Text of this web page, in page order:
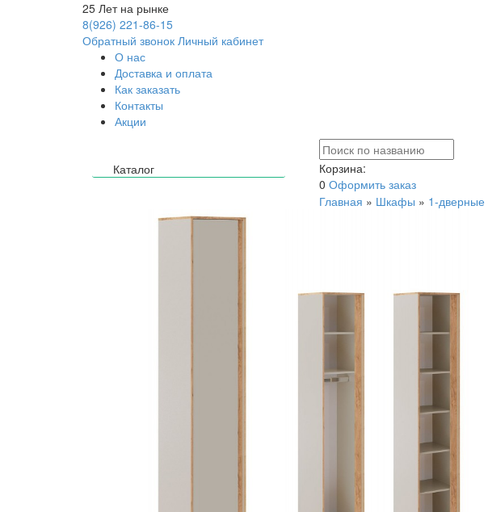
25 Лет на рынке
8(926) 221-86-15
Обратный звонок Личный кабинет
О нас
Доставка и оплата
Как заказать
Контакты
Акции
Каталог
Корзина:
0 Оформить заказ
Главная » Шкафы » 1-дверные